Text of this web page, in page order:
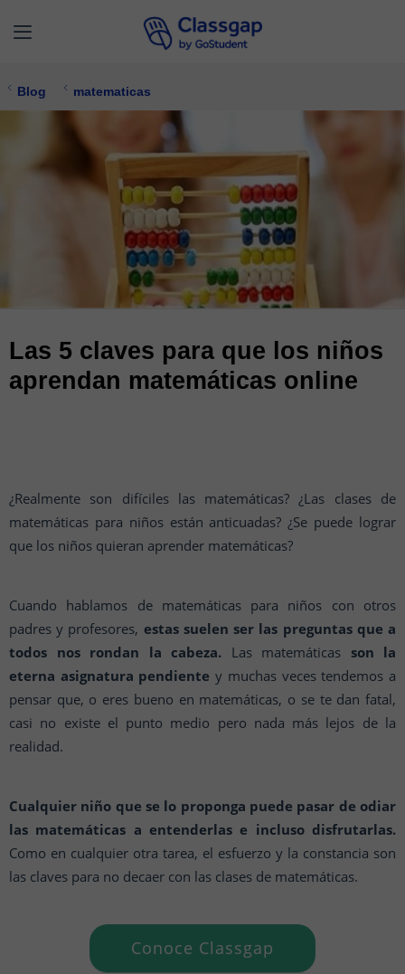
Blog matematicas
Las 5 claves para que los niños
aprendan matemáticas online
¿Realmente son difíciles las matemáticas? ¿Las clases de
matemáticas para niños están anticuadas? ¿Se puede lograr
que los niños quieran aprender matemáticas?
Cuando hablamos de matemáticas para niños con otros
padres y profesores, estas suelen ser las preguntas que a
todos nos rondan la cabeza. Las matemáticas son la
eterna asignatura pendiente y muchas veces tendemos a
pensar que, o eres bueno en matemáticas, o se te dan fatal,
casi no existe el punto medio pero nada más lejos de la
realidad.
Cualquier niño que se lo proponga puede pasar de odiar
las matemáticas a entenderlas e incluso disfrutarlas.
Como en cualquier otra tarea, el esfuerzo y la constancia son
las claves para no decaer con las clases de matemáticas.
Conoce Classgap